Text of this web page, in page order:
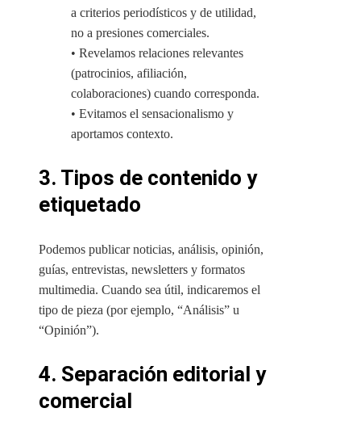
a criterios periodísticos y de utilidad,
no a presiones comerciales.
• Revelamos relaciones relevantes
(patrocinios, afiliación,
colaboraciones) cuando corresponda.
• Evitamos el sensacionalismo y
aportamos contexto.
3. Tipos de contenido y
etiquetado
Podemos publicar noticias, análisis, opinión,
guías, entrevistas, newsletters y formatos
multimedia. Cuando sea útil, indicaremos el
tipo de pieza (por ejemplo, “Análisis” u
“Opinión”).
4. Separación editorial y
comercial